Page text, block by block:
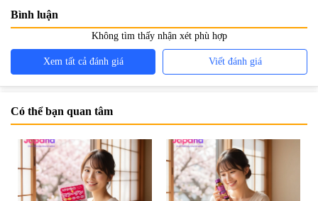
Bình luận
Không tìm thấy nhận xét phù hợp
Xem tất cả đánh giá Viết đánh giá
Có thể bạn quan tâm